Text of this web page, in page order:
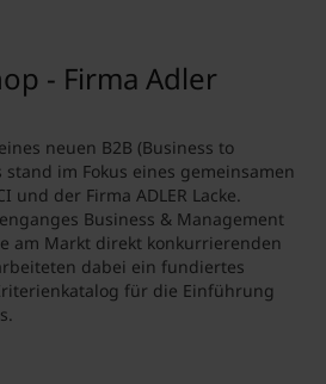
- Firma Adler
neuen B2B (Business to
stand im Fokus eines gemeinsamen
und der Firma ADLER Lacke.
Business & Management
am Markt direkt konkurrierenden
dabei ein fundiertes
für die Einführung